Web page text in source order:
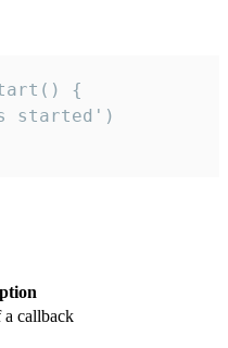
{
started')
a callback